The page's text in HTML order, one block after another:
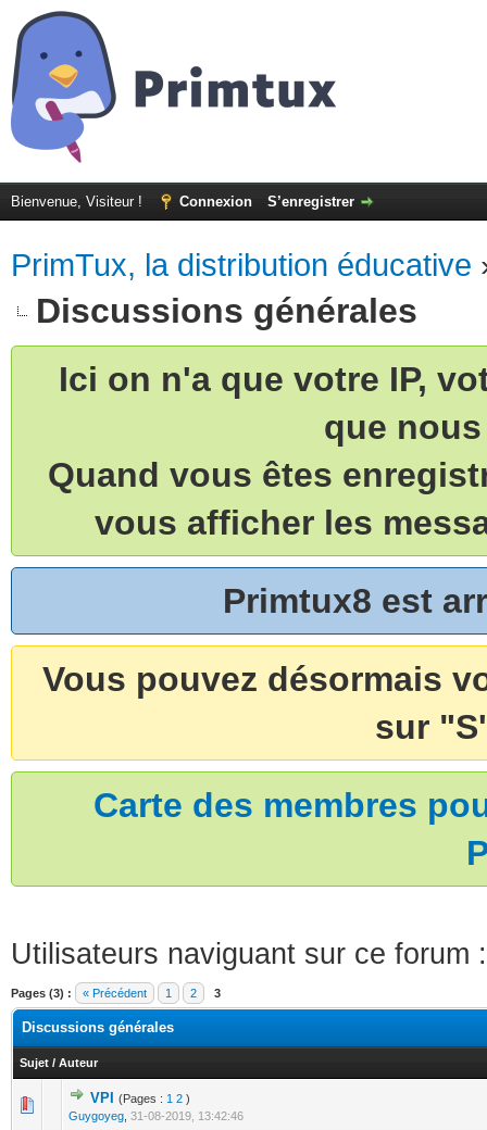
Bienvenue, Visiteur ! Connexion S’enregistrer
PrimTux, la distribution éducative
Discussions générales
Ici on n'a que votre IP,
que
Quand vous êtes
vous afficher les
Primtux8 est
Vous pouvez désormais
sur
Carte des membres
Utilisateurs naviguant sur ce forum
Pages (3) : « Précédent 1 2 3
Discussions générales
Sujet / Auteur
VPI (Pages : 1 2 )
Guygoyeg 31-08-2019, 13:42:46
0 Votes - 0 sur 5 en moyenne